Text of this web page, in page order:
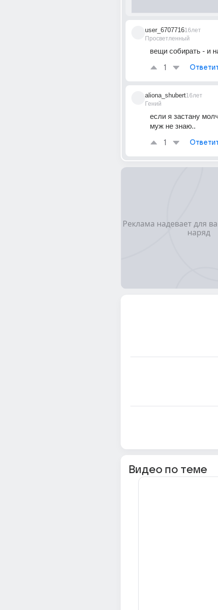
user_6707716
Просветленный
16лет
вещи собирать - и
1
aliona_shubert
Гений
16лет
если я застану
муж не знаю..
1
Видео по теме